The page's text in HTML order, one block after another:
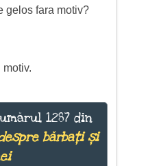
gelos fara motiv?
1287 din
bărbați și